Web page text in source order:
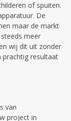
of spuiten.
De
maar de markt
meer
wij dit uit zonder
prachtig resultaat
van
project in